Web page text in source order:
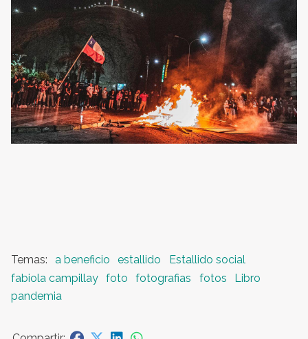
a beneficio estallido
Estallido social
fabiola campillay foto fotografias fotos
Libro
pandemia